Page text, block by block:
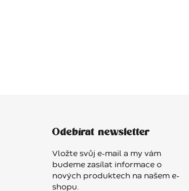
Odebírat newsletter
Vložte svůj e-mail a my vám
budeme zasílat informace o
nových produktech na našem e-
shopu.